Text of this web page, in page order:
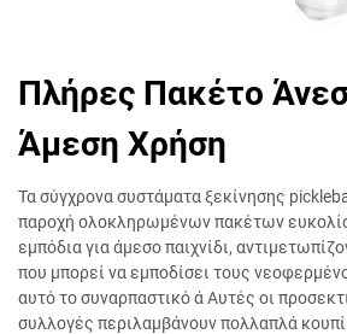
Πλήρες Πακέτο
Άμεση Χρήση
Τα σύγχρονα συστάματα ξεκίνησης
παροχή ολοκληρωμένων πακέτων
εμπόδια για άμεσο παιχνίδι,
που μπορεί να εμποδίσει τους
αυτό το συναρπαστικό ά Αυτές οι
συλλογές περιλαμβάνουν πολλαπλά